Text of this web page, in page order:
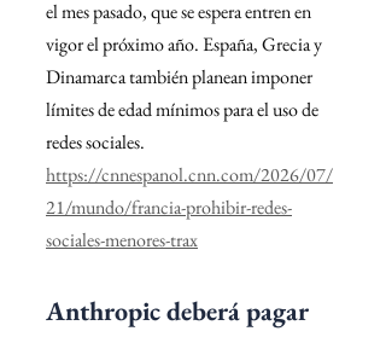
el mes pasado, que se espera entren en
vigor el próximo año. España, Grecia y
Dinamarca también planean imponer
límites de edad mínimos para el uso de
redes sociales.
https://cnnespanol.cnn.com/2026/07/
21/mundo/francia-prohibir-redes-
sociales-menores-trax
Anthropic deberá pagar